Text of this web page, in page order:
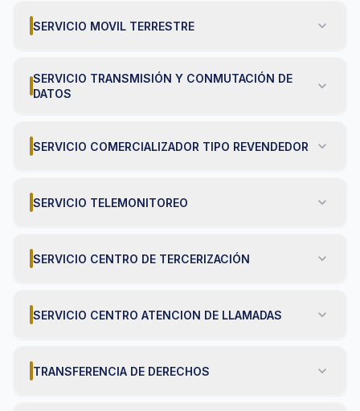
SERVICIO MOVIL TERRESTRE expand_more
SERVICIO TRANSMISIÓN Y CONMUTACIÓN DE
DATOS
expand_more
SERVICIO COMERCIALIZADOR TIPO REVENDEDOR expand_more
SERVICIO TELEMONITOREO expand_more
SERVICIO CENTRO DE TERCERIZACIÓN expand_more
SERVICIO CENTRO ATENCION DE LLAMADAS expand_more
TRANSFERENCIA DE DERECHOS expand_more